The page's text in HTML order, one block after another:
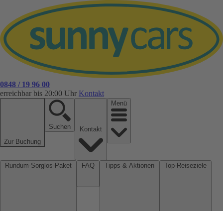
0848 / 19 96 00
erreichbar bis 20:00 Uhr Kontakt
Zur Buchung
Suchen
Menü